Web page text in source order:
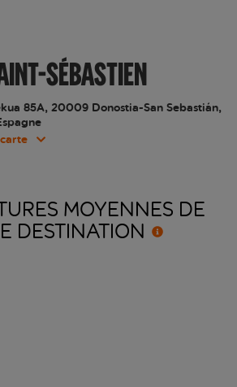
SÉBASTIEN
85A, 20009 Donostia-San Sebastián,
MOYENNES DE
DESTINATION